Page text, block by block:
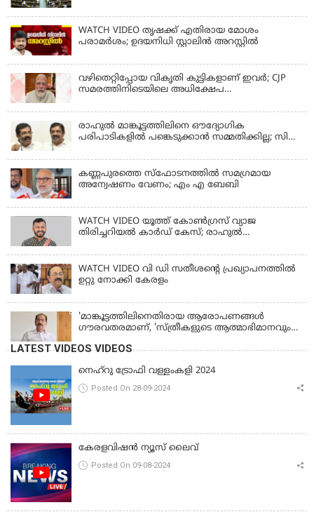
WATCH VIDEO തൃഷക്ക് എതിരായ മോശം
പരാമര്‍ശം; ഉദയനിധി സ്റ്റാലിൻ അറസ്റ്റിൽ
വഴിതെറ്റിപ്പോയ വികൃതി കുട്ടികളാണ് ഇവര്‍; CJP
സമരത്തിനിടെയിലെ അധിക്ഷേപ
രാഹുല്‍ മാങ്കൂട്ടത്തിലിനെ ഔദ്യോഗിക
പരിപാടികളില്‍ പങ്കെടുക്കാന്‍ സമ്മതിക്കില്ല; സി
കണ്ണപുരത്തെ സ്‌ഫോടനത്തില്‍ സമഗ്രമായ
അന്വേഷണം വേണം; എം എ ബേബി
WATCH VIDEO യൂത്ത് കോൺഗ്രസ് വ്യാജ
തിരിച്ചറിയൽ കാർഡ് കേസ്; രാഹുൽ
WATCH VIDEO വി ഡി സതീശൻ്റെ പ്രഖ്യാപനത്തിൽ
ഉറ്റു നോക്കി കേരളം
'മാങ്കൂട്ടത്തിലിനെതിരായ ആരോപണങ്ങള്‍
ഗൗരവതരമാണ്, 'സ്ത്രീകളുടെ ആത്മാഭിമാനവും
LATEST VIDEOS VIDEOS
നെഹ്‌റു ട്രോഫി വള്ളംകളി 2024
Posted On 28-09-2024
കേരളവിഷൻ ന്യൂസ് ലൈവ്
Posted On 09-08-2024